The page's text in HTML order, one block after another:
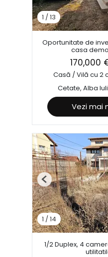
1 / 13
Oportunitate de
casa
170,000
Casă / Vilă cu 2
Cetate, Alba
Vezi mai
1 /14
Previous
1/2 Duplex, 4